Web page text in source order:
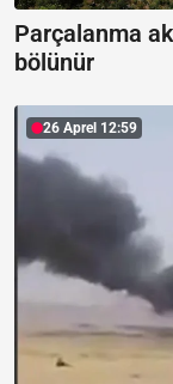
Parçalanma
bölünür
26 Aprel 12:59